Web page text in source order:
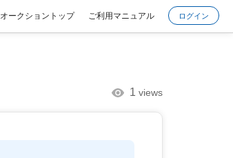
オークショントップ ご利用マニュアル ログイン
1 views